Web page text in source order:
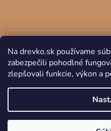
Na drevko.sk používame
zabezpečili pohodlné
zlepšovali funkcie, výkon a